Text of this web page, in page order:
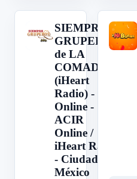
S
SIEMPRE
GRUPEROS
de LA
COMADRE
(iHeart
Radio) -
Online -
ACIR
Online /
iHeart Radio
- Ciudad de
México
L